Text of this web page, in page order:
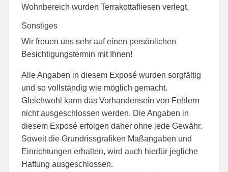
Wohnbereich wurden Terrakottafliesen verlegt.
Sonstiges
Wir freuen uns sehr auf einen persönlichen
Besichtigungstermin mit Ihnen!
Alle Angaben in diesem Exposé wurden sorgfältig
und so vollständig wie möglich gemacht.
Gleichwohl kann das Vorhandensein von Fehlern
nicht ausgeschlossen werden. Die Angaben in
diesem Exposé erfolgen daher ohne jede Gewähr.
Soweit die Grundrissgrafiken Maßangaben und
Einrichtungen erhalten, wird auch hierfür jegliche
Haftung ausgeschlossen.